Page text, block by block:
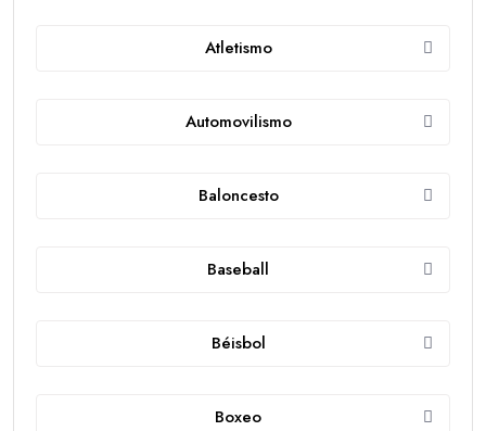
Atletismo
Automovilismo
Baloncesto
Baseball
Béisbol
Boxeo